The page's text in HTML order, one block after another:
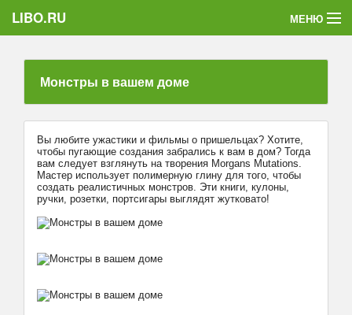
LIBO.RU МЕНЮ
Голосования
Букофки
Монстры в вашем доме
Вы любите ужастики и фильмы о пришельцах? Хотите,
чтобы пугающие создания забрались к вам в дом? Тогда
вам следует взглянуть на творения Morgans Mutations.
Мастер использует полимерную глину для того, чтобы
создать реалистичных монстров. Эти книги, кулоны,
ручки, розетки, портсигары выглядят жутковато!